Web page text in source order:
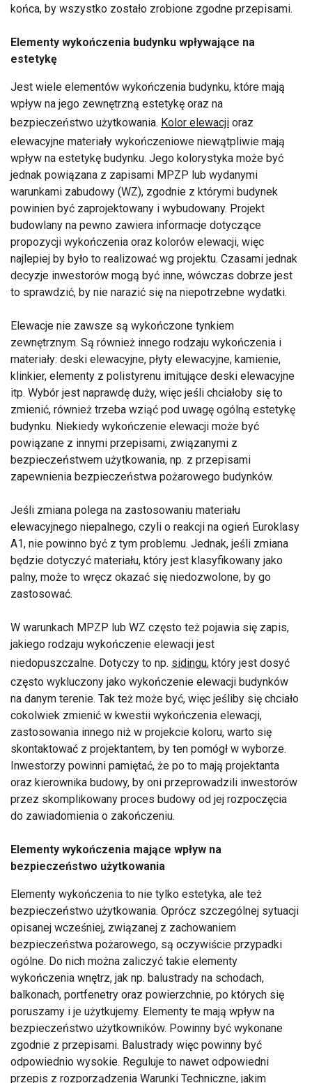
końca, by wszystko zostało zrobione zgodne przepisami.
Elementy wykończenia budynku wpływające na
estetykę
Jest wiele elementów wykończenia budynku, które mają
wpływ na jego zewnętrzną estetykę oraz na
bezpieczeństwo użytkowania. Kolor elewacji oraz
elewacyjne materiały wykończeniowe niewątpliwie mają
wpływ na estetykę budynku. Jego kolorystyka może być
jednak powiązana z zapisami MPZP lub wydanymi
warunkami zabudowy (WZ), zgodnie z którymi budynek
powinien być zaprojektowany i wybudowany. Projekt
budowlany na pewno zawiera informacje dotyczące
propozycji wykończenia oraz kolorów elewacji, więc
najlepiej by było to realizować wg projektu. Czasami jednak
decyzje inwestorów mogą być inne, wówczas dobrze jest
to sprawdzić, by nie narazić się na niepotrzebne wydatki.
Elewacje nie zawsze są wykończone tynkiem
zewnętrznym. Są również innego rodzaju wykończenia i
materiały: deski elewacyjne, płyty elewacyjne, kamienie,
klinkier, elementy z polistyrenu imitujące deski elewacyjne
itp. Wybór jest naprawdę duży, więc jeśli chciałoby się to
zmienić, również trzeba wziąć pod uwagę ogólną estetykę
budynku. Niekiedy wykończenie elewacji może być
powiązane z innymi przepisami, związanymi z
bezpieczeństwem użytkowania, np. z przepisami
zapewnienia bezpieczeństwa pożarowego budynków.
Jeśli zmiana polega na zastosowaniu materiału
elewacyjnego niepalnego, czyli o reakcji na ogień Euroklasy
A1, nie powinno być z tym problemu. Jednak, jeśli zmiana
będzie dotyczyć materiału, który jest klasyfikowany jako
palny, może to wręcz okazać się niedozwolone, by go
zastosować.
W warunkach MPZP lub WZ często też pojawia się zapis,
jakiego rodzaju wykończenie elewacji jest
niedopuszczalne. Dotyczy to np. sidingu, który jest dosyć
często wykluczony jako wykończenie elewacji budynków
na danym terenie. Tak też może być, więc jeśliby się chciało
cokolwiek zmienić w kwestii wykończenia elewacji,
zastosowania innego niż w projekcie koloru, warto się
skontaktować z projektantem, by ten pomógł w wyborze.
Inwestorzy powinni pamiętać, że po to mają projektanta
oraz kierownika budowy, by oni przeprowadzili inwestorów
przez skomplikowany proces budowy od jej rozpoczęcia
do zawiadomienia o zakończeniu.
Elementy wykończenia mające wpływ na
bezpieczeństwo użytkowania
Elementy wykończenia to nie tylko estetyka, ale też
bezpieczeństwo użytkowania. Oprócz szczególnej sytuacji
opisanej wcześniej, związanej z zachowaniem
bezpieczeństwa pożarowego, są oczywiście przypadki
ogólne. Do nich można zaliczyć takie elementy
wykończenia wnętrz, jak np. balustrady na schodach,
balkonach, portfenetry oraz powierzchnie, po których się
poruszamy i je użytkujemy. Elementy te mają wpływ na
bezpieczeństwo użytkowników. Powinny być wykonane
zgodnie z przepisami. Balustrady więc powinny być
odpowiednio wysokie. Reguluje to nawet odpowiedni
przepis z rozporządzenia Warunki Techniczne, jakim